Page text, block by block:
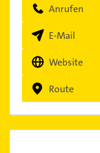
Anrufen
E-Mail
Website
Route